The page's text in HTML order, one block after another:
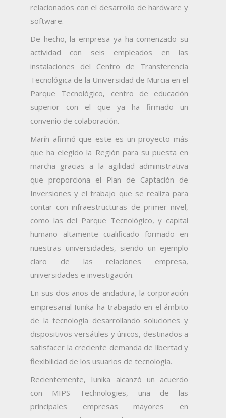
relacionados con el desarrollo de hardware y
software.
De hecho, la empresa ya ha comenzado su
actividad con seis empleados en las
instalaciones del Centro de Transferencia
Tecnológica de la Universidad de Murcia en el
Parque Tecnológico, centro de educación
superior con el que ya ha firmado un
convenio de colaboración.
Marín afirmó que este es un proyecto más
que ha elegido la Región para su puesta en
marcha gracias a la agilidad administrativa
que proporciona el Plan de Captación de
Inversiones y el trabajo que se realiza para
contar con infraestructuras de primer nivel,
como las del Parque Tecnológico, y capital
humano altamente cualificado formado en
nuestras universidades, siendo un ejemplo
claro de las relaciones empresa,
universidades e investigación.
En sus dos años de andadura, la corporación
empresarial Iunika ha trabajado en el ámbito
de la tecnología desarrollando soluciones y
dispositivos versátiles y únicos, destinados a
satisfacer la creciente demanda de libertad y
flexibilidad de los usuarios de tecnología.
Recientemente, Iunika alcanzó un acuerdo
con MIPS Technologies, una de las
principales empresas mayores en